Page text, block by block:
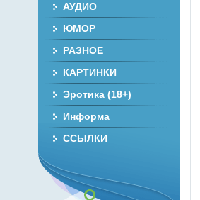
АУДИО
ЮМОР
РАЗНОЕ
КАРТИНКИ
Эротика (18+)
Информа
ССЫЛКИ